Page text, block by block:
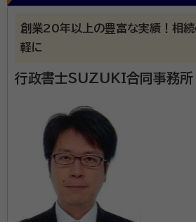
言業務に特化することを決めました
資格等：行政書士、入管取次、不当要求防
創業20年以上の豊富な実績！相続
軽に
行政書士SUZUKI合同事務所